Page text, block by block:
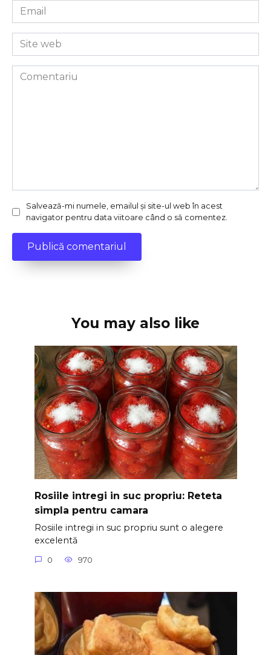
Email
*
Site
web
Comentariu
Salvează-mi numele, emailul și site-ul web în acest
navigator pentru data viitoare când o să comentez.
You may also like
Rosiile intregi in suc propriu: Reteta
simpla pentru camara
Rosiile intregi in suc propriu sunt o alegere
excelentă
0 970